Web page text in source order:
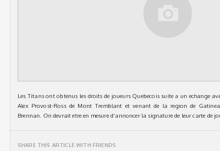
Les Titans ont obtenus les droits de joueurs Quebecois suite a un echange
Alex Provost-Ross de Mont Tremblant et venant de la region de
Brennan. On devrait etre en mesure d’annoncer la signature de leur carte de
SHARE THIS ARTICLE WITH FRIENDS